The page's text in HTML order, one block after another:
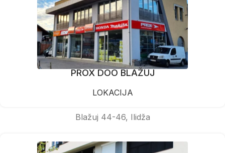
PROX DOO BLAŽUJ
LOKACIJA
Blažuj 44-46, Ilidža